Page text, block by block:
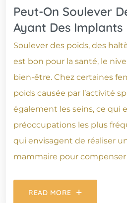
Peut-On Soulever
Ayant Des Implants
Soulever des poids, des
est bon pour la santé, le
bien-être. Chez certaines
poids causée par l’activité
également les seins, ce qui
préoccupations les plus
qui envisagent de réaliser
mammaire pour compenser
READ MORE